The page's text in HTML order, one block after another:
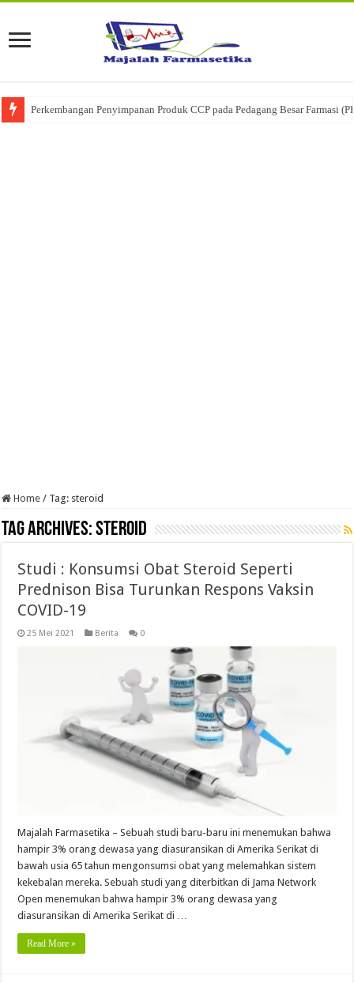
Perkembangan Penyimpanan Produk CCP pada Pedagang Besar Farmasi
Home / Tag: steroid
Tag Archives:steroid
Studi : Konsumsi Obat Steroid Seperti
Prednison Bisa Turunkan Respons Vaksin
COVID-19
25 Mei 2021 Berita 0
Majalah Farmasetika – Sebuah studi baru-baru ini menemukan bahwa
hampir 3% orang dewasa yang diasuransikan di Amerika Serikat di
bawah usia 65 tahun mengonsumsi obat yang melemahkan sistem
kekebalan mereka. Sebuah studi yang diterbitkan di Jama Network
Open menemukan bahwa hampir 3% orang dewasa yang
diasuransikan di Amerika Serikat di …
Read More »